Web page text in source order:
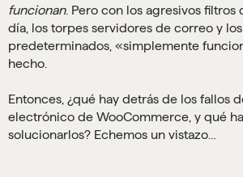
funcionan. Pero con los agresivos filtros
día, los torpes servidores de correo y
predeterminados, «simplemente
hecho.
Entonces, ¿qué hay detrás de los fallos
electrónico de WooCommerce, y qué
solucionarlos? Echemos un vistazo…